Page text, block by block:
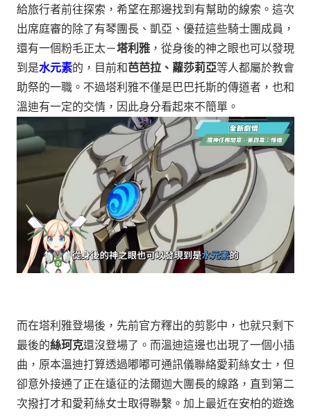
給旅行者前往探索，希望在那邊找到有幫助的線索。 這次
出席庭審的除了有琴團長、凱亞、優菈這些騎士團成員，
還有一個粉毛正太－塔利雅 ， 從身後的神之眼也可以發現
到是水元素的，目前和芭芭拉、蘿莎莉亞等人都屬於教會
助祭的一職。不過塔利雅不僅是巴巴托斯的傳道者，也和
溫迪有一定的交情，因此身分看起來不簡單。
而在塔利雅登場後，先前官方釋出的剪影中，也就只剩下
最後的絲珂克還沒登場了。而溫迪這邊也出現了一個小插
曲，原本溫迪打算透過嘟嘟可通訊儀聯絡愛莉絲女士，但
卻意外接通了正在遠征的法爾迦大團長的線路，直到第二
次撥打才和愛莉絲女士取得聯繫。加上最近在安柏的遊逸